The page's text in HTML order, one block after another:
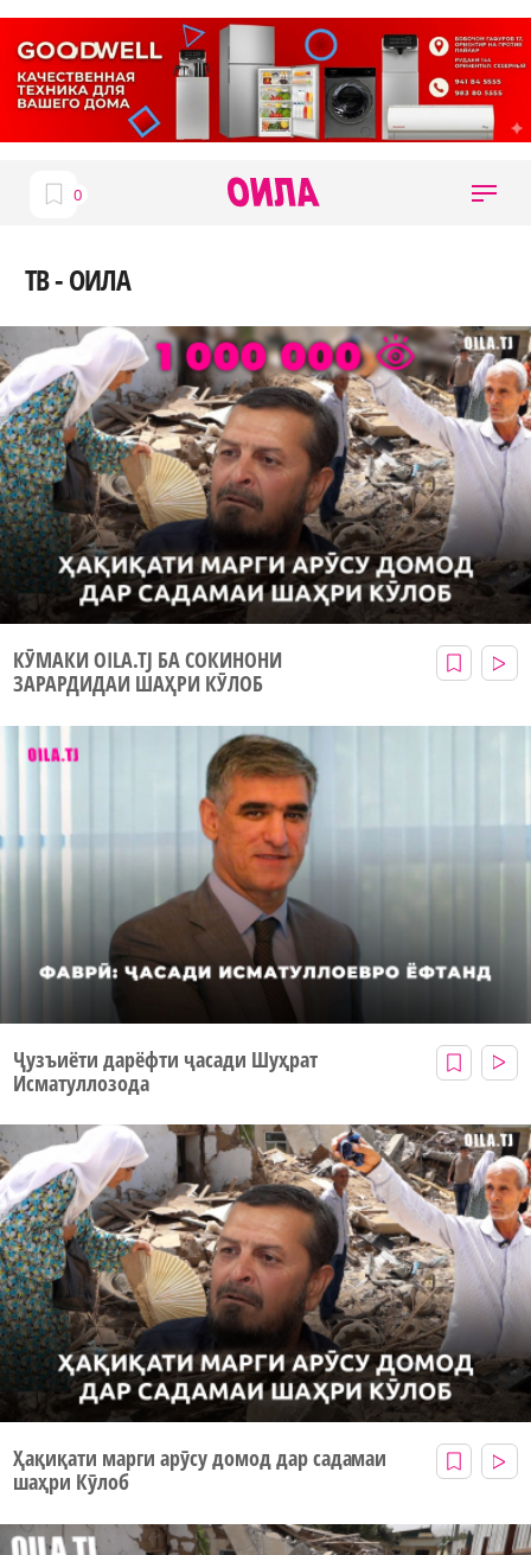
ТВ - ОИЛА
КӮМАКИ OILA.TJ БА СОКИНОНИ
ЗАРАРДИДАИ ШАҲРИ КӮЛОБ
Ҷузъиёти дарёфти ҷасади Шуҳрат
Исматуллозода
Ҳақиқати марги арӯсу домод дар садамаи
шаҳри Кӯлоб